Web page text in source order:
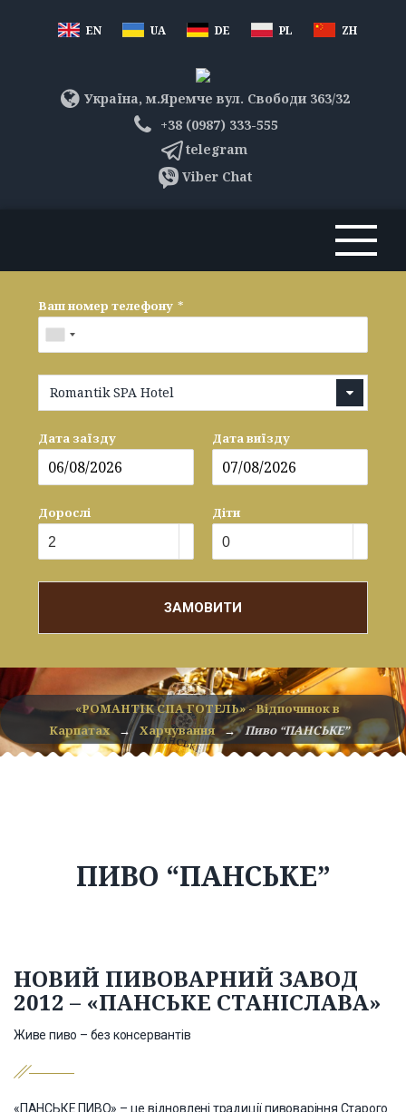
EN UA DE PL ZH
Україна, м.Яремче вул. Свободи 363/32
+38 (0987) 333-555
telegram
Viber Chat
Ваш номер телефону *
Romantik SPA Hotel
Дата заїзду Дата виїзду
Дорослі Діти
ЗАМОВИТИ
«РОМАНТІК СПА ГОТЕЛЬ» - Відпочинок в
Карпатах
→ Харчування → Пиво “ПАНСЬКЕ”
ПИВО “ПАНСЬКЕ”
НОВИЙ ПИВОВАРНИЙ ЗАВОД
2012 – «ПАНСЬКЕ СТАНІСЛАВА»
Живе пиво – без консервантів
«ПАНСЬКЕ ПИВО» – це відновлені традиції пивоваріння Старого